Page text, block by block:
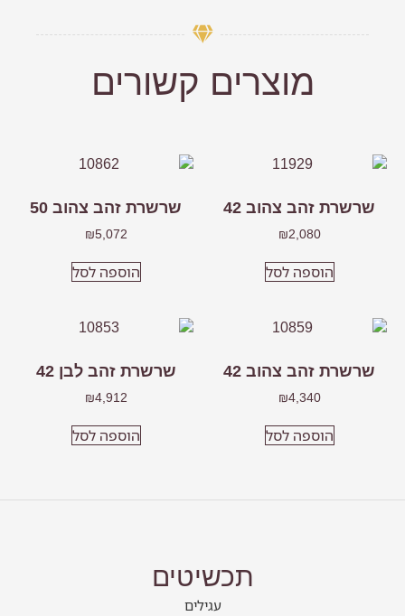
מוצרים קשורים
שרשרת זהב צהוב 42
₪2,080
הוספה לסל
שרשרת זהב צהוב 50
₪5,072
הוספה לסל
שרשרת זהב צהוב 42
₪4,340
הוספה לסל
שרשרת זהב לבן 42
₪4,912
הוספה לסל
תכשיטים
עגילים